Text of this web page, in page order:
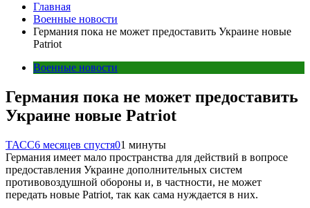
Главная
Военные новости
Германия пока не может предоставить Украине новые
Patriot
Военные новости
Германия пока не может предоставить
Украине новые Patriot
ТАСС6 месяцев спустя01 минуты
Германия имеет мало пространства для действий в вопросе
предоставления Украине дополнительных систем
противовоздушной обороны и, в частности, не может
передать новые Patriot, так как сама нуждается в них.